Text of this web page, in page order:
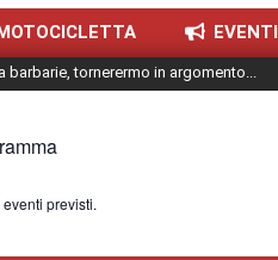
EVENTI
tornerermo in argomento...
previsti.